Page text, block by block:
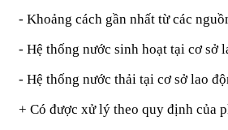
- Khoảng cách gần nhất từ các
- Hệ thống nước sinh hoạt tại cơ sở
- Hệ thống nước thải tại cơ sở lao
+ Có được xử lý theo quy định của